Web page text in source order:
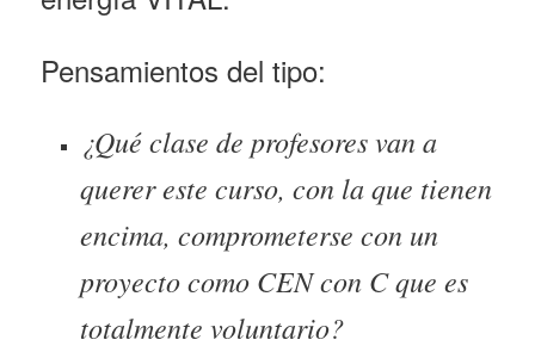
Pensamientos del tipo:
¿Qué clase de profesores van a
querer este curso, con la que tienen
encima, comprometerse con un
proyecto como CEN con C que es
totalmente voluntario?